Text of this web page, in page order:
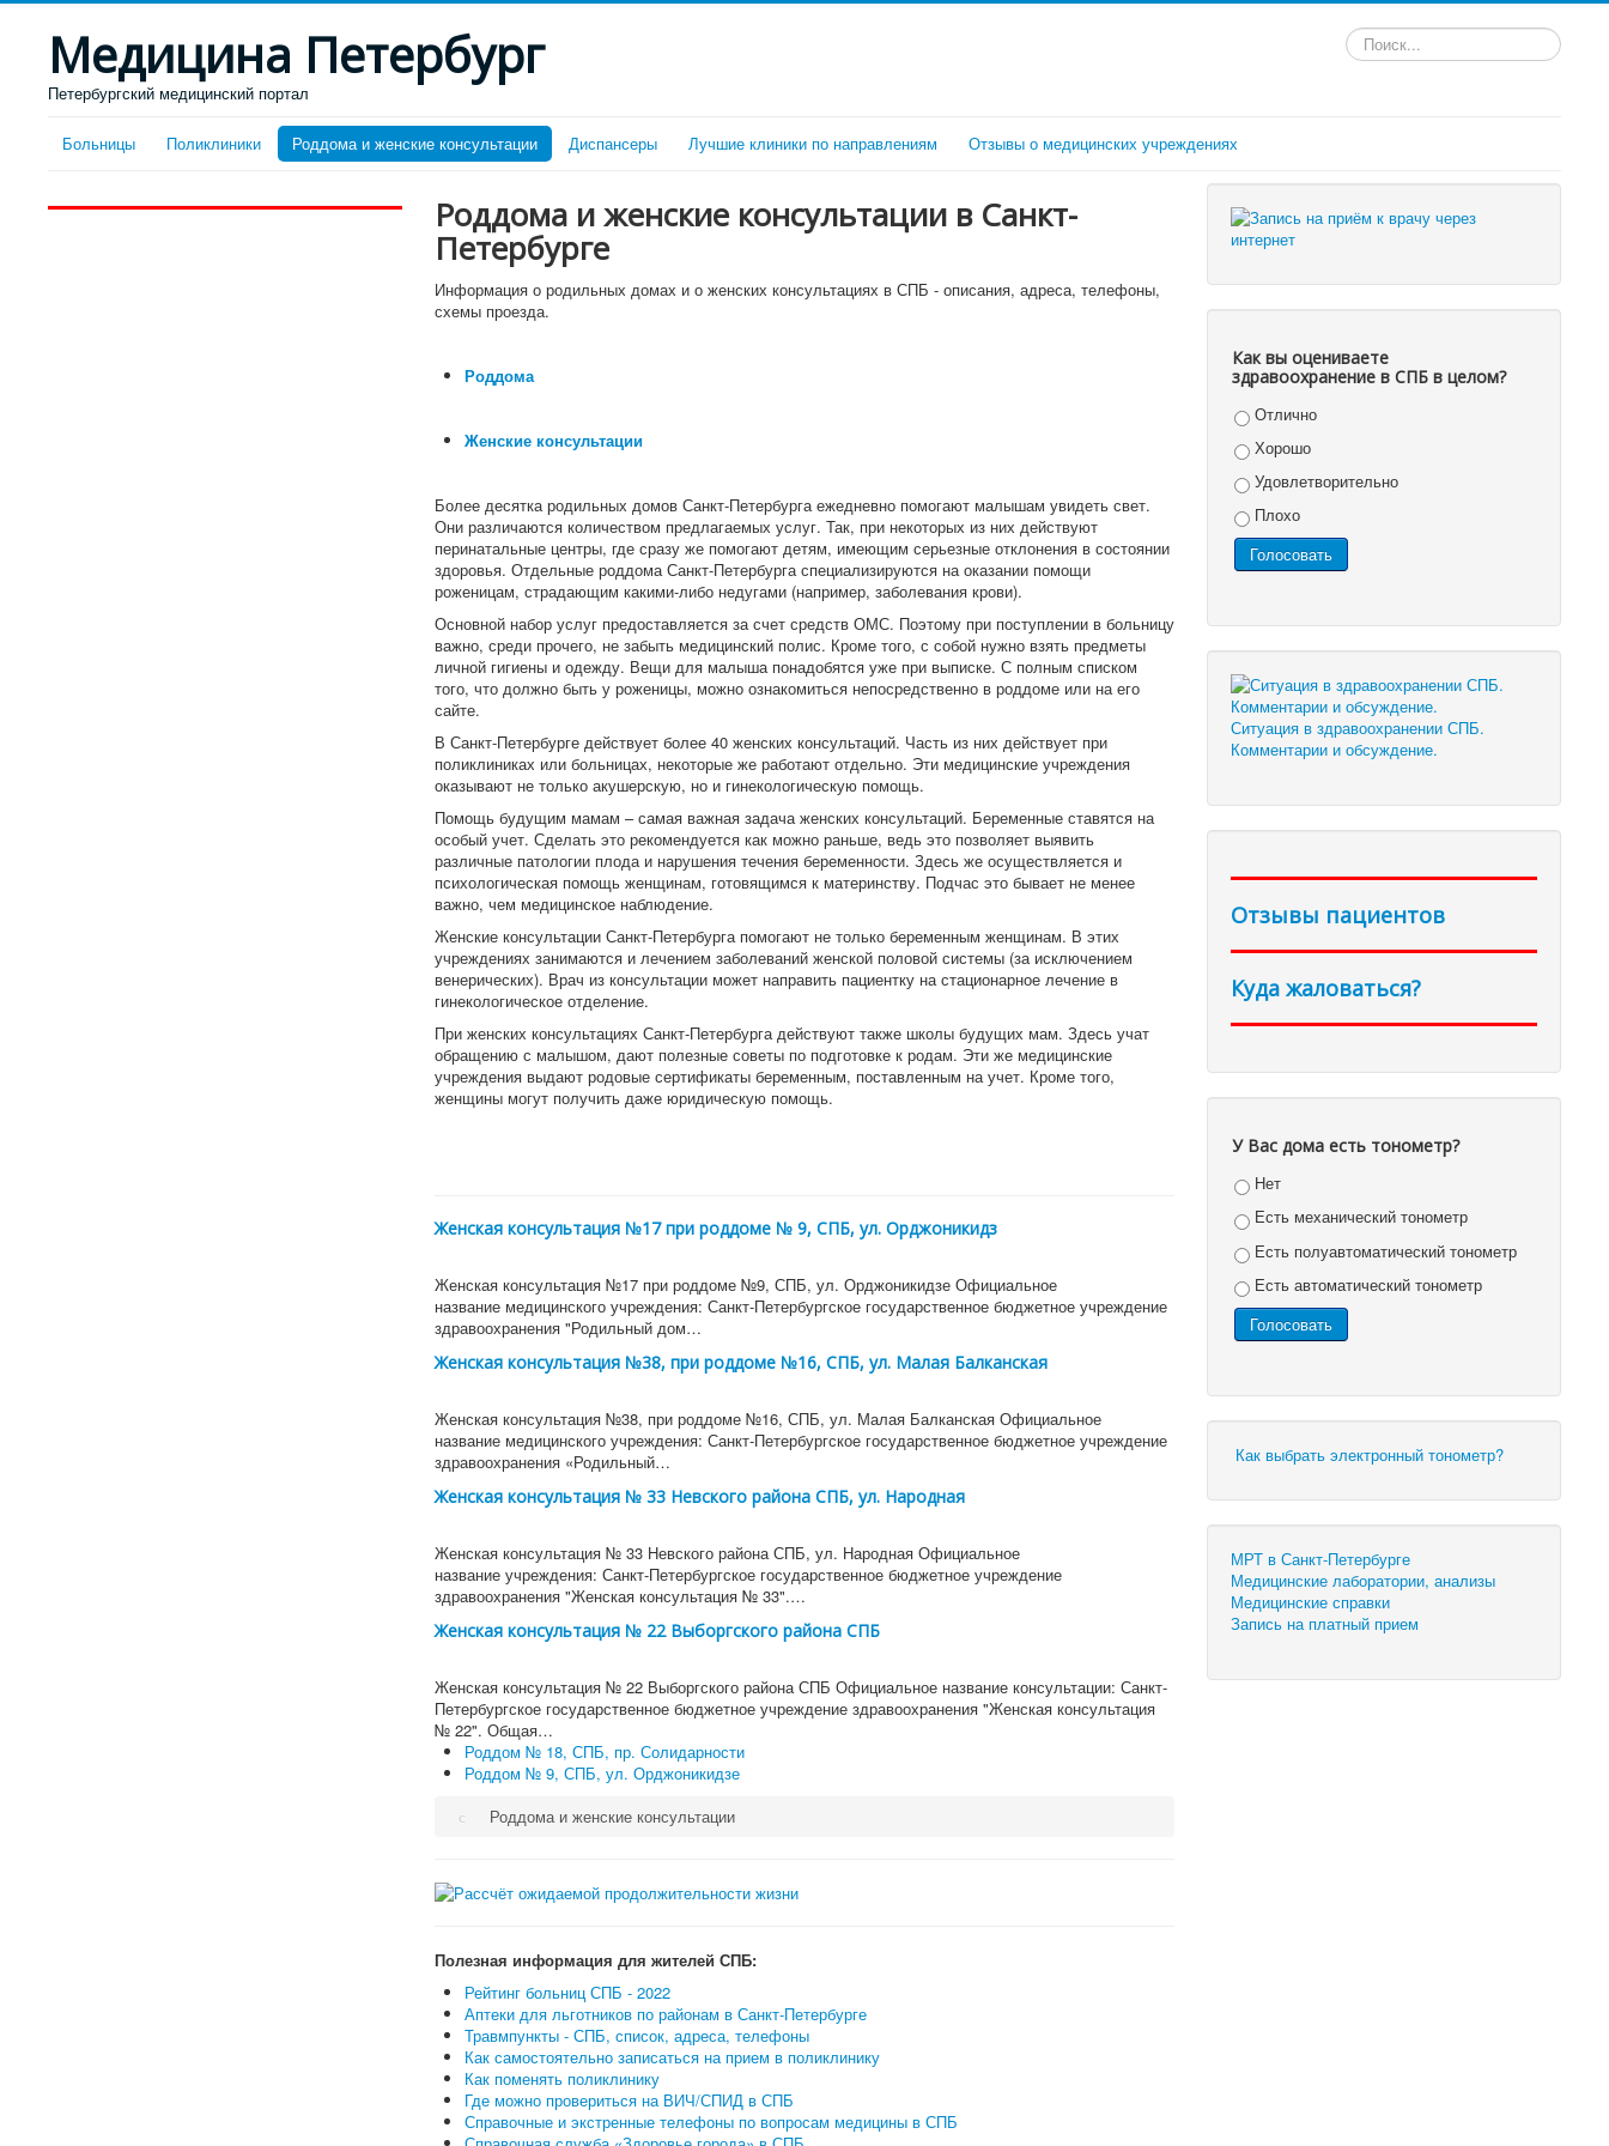
Медицина Петербург
Петербургский медицинский портал
Искать...
Больницы Поликлиники Роддома и женские консультации Диспансеры Лучшие клиники по направлениям Отзывы о медицинских учреждениях
Роддома и женские консультации в Санкт-
Петербурге
Информация о родильных домах и о женских консультациях в СПБ - описания, адреса, телефоны,
схемы проезда.
Роддома
Женские консультации
Более десятка родильных домов Санкт-Петербурга ежедневно помогают малышам увидеть свет.
Они различаются количеством предлагаемых услуг. Так, при некоторых из них действуют
перинатальные центры, где сразу же помогают детям, имеющим серьезные отклонения в состоянии
здоровья. Отдельные роддома Санкт-Петербурга специализируются на оказании помощи
роженицам, страдающим какими-либо недугами (например, заболевания крови).
Основной набор услуг предоставляется за счет средств ОМС. Поэтому при поступлении в больницу
важно, среди прочего, не забыть медицинский полис. Кроме того, с собой нужно взять предметы
личной гигиены и одежду. Вещи для малыша понадобятся уже при выписке. С полным списком
того, что должно быть у роженицы, можно ознакомиться непосредственно в роддоме или на его
сайте.
В Санкт-Петербурге действует более 40 женских консультаций. Часть из них действует при
поликлиниках или больницах, некоторые же работают отдельно. Эти медицинские учреждения
оказывают не только акушерскую, но и гинекологическую помощь.
Помощь будущим мамам – самая важная задача женских консультаций. Беременные ставятся на
особый учет. Сделать это рекомендуется как можно раньше, ведь это позволяет выявить
различные патологии плода и нарушения течения беременности. Здесь же осуществляется и
психологическая помощь женщинам, готовящимся к материнству. Подчас это бывает не менее
важно, чем медицинское наблюдение.
Женские консультации Санкт-Петербурга помогают не только беременным женщинам. В этих
учреждениях занимаются и лечением заболеваний женской половой системы (за исключением
венерических). Врач из консультации может направить пациентку на стационарное лечение в
гинекологическое отделение.
При женских консультациях Санкт-Петербурга действуют также школы будущих мам. Здесь учат
обращению с малышом, дают полезные советы по подготовке к родам. Эти же медицинские
учреждения выдают родовые сертификаты беременным, поставленным на учет. Кроме того,
женщины могут получить даже юридическую помощь.
Женская консультация №17 при роддоме № 9, СПБ, ул. Орджоникидз
Женская консультация №17 при роддоме №9, СПБ, ул. Орджоникидзе Официальное
название медицинского учреждения: Санкт-Петербургское государственное бюджетное учреждение
здравоохранения "Родильный дом…
Женская консультация №38, при роддоме №16, СПБ, ул. Малая Балканская
Женская консультация №38, при роддоме №16, СПБ, ул. Малая Балканская Официальное
название медицинского учреждения: Санкт-Петербургское государственное бюджетное учреждение
здравоохранения «Родильный…
Женская консультация № 33 Невского района СПБ, ул. Народная
Женская консультация № 33 Невского района СПБ, ул. Народная Официальное
название учреждения: Санкт-Петербургское государственное бюджетное учреждение
здравоохранения "Женская консультация № 33".…
Женская консультация № 22 Выборгского района СПБ
Женская консультация № 22 Выборгского района СПБ Официальное название консультации: Санкт-
Петербургское государственное бюджетное учреждение здравоохранения "Женская консультация
№ 22". Общая…
Роддом № 18, СПБ, пр. Солидарности
Роддом № 9, СПБ, ул. Орджоникидзе
Роддома и женские консультации
Полезная информация для жителей СПБ:
Рейтинг больниц СПБ - 2022
Аптеки для льготников по районам в Санкт-Петербурге
Травмпункты - СПБ, список, адреса, телефоны
Как самостоятельно записаться на прием в поликлинику
Как поменять поликлинику
Где можно провериться на ВИЧ/СПИД в СПБ
Справочные и экстренные телефоны по вопросам медицины в СПБ
Как вы оцениваете
здравоохранение в СПБ в целом?
Отлично
Хорошо
Удовлетворительно
Плохо
Ситуация в здравоохранении СПБ.
Комментарии и обсуждение.
Отзывы пациентов
Куда жаловаться?
У Вас дома есть тонометр?
Нет
Есть механический тонометр
Есть полуавтоматический тонометр
Есть автоматический тонометр
Как выбрать электронный тонометр?
МРТ в Санкт-Петербурге
Медицинские лаборатории, анализы
Медицинские справки
Запись на платный прием